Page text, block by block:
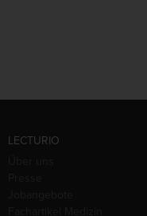
LECTURIO